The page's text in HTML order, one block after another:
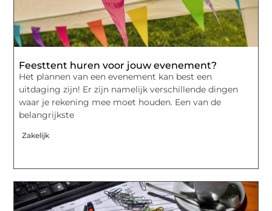
Feesttent huren voor jouw evenement?
Het plannen van een evenement kan best een
uitdaging zijn! Er zijn namelijk verschillende dingen
waar je rekening mee moet houden. Een van de
belangrijkste
Zakelijk